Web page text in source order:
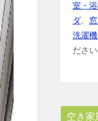
室・
ダ
洗濯
ださい
空き家